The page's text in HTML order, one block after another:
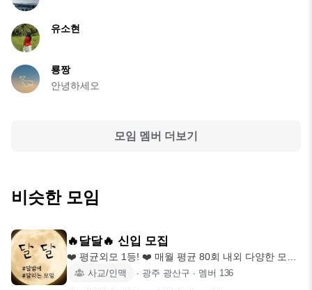
유소현
룡짱
안녕하세오
모임 멤버 더보기
비슷한 모임
🔥달달🔥 신입 모집
❤️ 평균외모 1등! ❤️ 매월 평균 80회 내외 다양한 모임
😚 🌕 사교/인맥 ∙ 광주 광산구 ∙ 멤버 136